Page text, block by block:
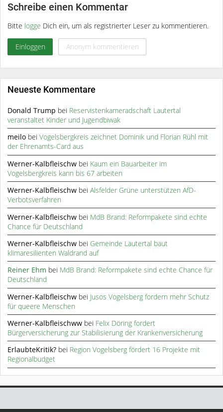
Schreibe einen Kommentar
Bitte logge Dich ein, um als registrierter Leser zu kommentieren.
Einloggen Anonym kommentieren
Neueste Kommentare
Donald Trump bei Reservistenkameradschaft Lautertal
veranstaltet Kinder und Jugendbiwak
meilo beiVogelsbergkreis zeichnet Dominik und Florian Rühl mit
der Ehrenamts-Card aus
Werner-Kalbfleischw bei Kaum ein Bauarbeiter im
Vogelsbergkreis kann bis 67 arbeiten
Werner-Kalbfleischw beiAlsfelder Grüne unterstützen AfD-
Verbotsverfahren
Werner-Kalbfleischw bei MdB Brand: Reformpakete sind echte
Chance für Deutschland
Werner-Kalbfleischw bei Gemeinde Lautertal baut
klimaresilienten Waldrand auf
Reiner Ehm bei MdB Brand: Reformpakete sind echte Chance für
Deutschland
Werner-Kalbfleischw bei Jusos Vogelsberg fordern mehr Schutz
für queere Menschen
Werner-Kalbfleischww bei Felix Döring fordert
Bürgerversicherung zur Stabilisierung der Krankenversicherung
ErlaubteKritik? bei Region Vogelsberg fördert 16 Projekte mit
Regionalbudget